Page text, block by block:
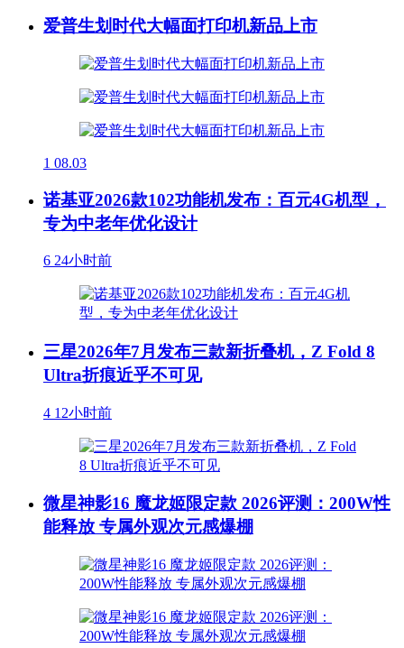
爱普生划时代大幅面打印机新品上市
1 08.03
诺基亚2026款102功能机发布：百元4G机型，
专为中老年优化设计
6 24小时前
三星2026年7月发布三款新折叠机，Z Fold 8
Ultra折痕近乎不可见
4 12小时前
微星神影16 魔龙姬限定款 2026评测：200W性
能释放 专属外观次元感爆棚